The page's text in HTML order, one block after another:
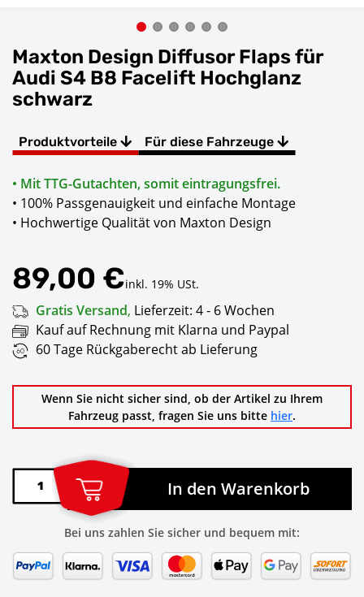
Maxton Design Diffusor Flaps für
Audi S4 B8 Facelift Hochglanz
schwarz
Produktvorteile Für diese Fahrzeuge
• Mit TTG-Gutachten, somit eintragungsfrei.
• 100% Passgenauigkeit und einfache Montage
• Hochwertige Qualität von Maxton Design
89,00 €inkl. 19% USt.
Gratis Versand, Lieferzeit: 4 - 6 Wochen
Kauf auf Rechnung mit Klarna und Paypal
60 Tage Rückgaberecht ab Lieferung
Wenn Sie nicht sicher sind, ob der Artikel zu Ihrem
Fahrzeug passt, fragen Sie uns bitte hier.
In den Warenkorb
Bei uns zahlen Sie sicher und bequem mit: